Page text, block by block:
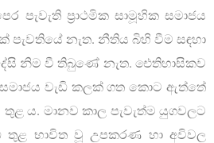
පැවැති ප්‍රාථමික සාමූහික සමාජය
පැවතියේ නැත. නීතිය බිහි වීම සඳහා
නිම වී තිබුණේ නැත. ඓතිහාසිකව
වැඩි කලක් ගත කොට ඇත්තේ
තුළ ය. මානව කාල පැවැත්ම යුගවලට
භාවිත වූ උපකරණ හා අවිවල